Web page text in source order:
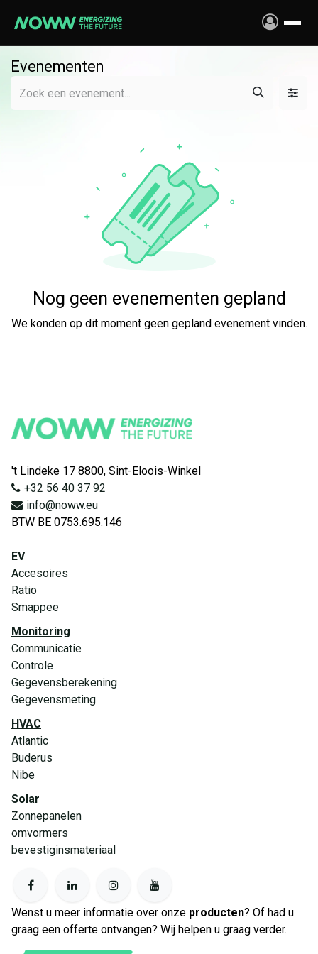
Evenementen
Nog geen evenementen gepland
We konden op dit moment geen gepland evenement vinden.
't Lindeke 17 8800, Sint-Eloois-Winkel
+32 56 40 37 92
info@noww.eu
BTW BE 0753.695.146
EV
Accesoires
Ratio
Smappee
Monitoring
Communicatie
Controle
Gegevensberekening
Gegevensmeting
HVAC
Atlantic
Buderus
Nibe
Solar
Zonnepanelen
omvormers
bevestiginsmateriaal
Wenst u meer informatie over onze producten? Of had u
graag een offerte ontvangen? Wij helpen u graag verder.